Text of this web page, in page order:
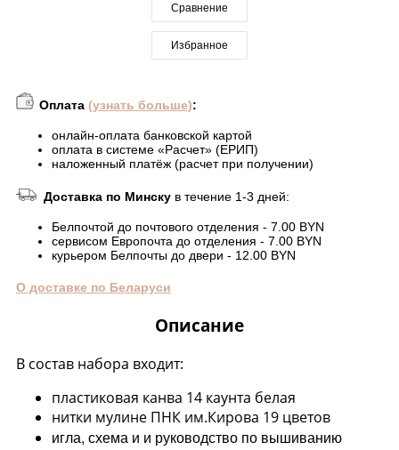
Сравнение
Избранное
Оплата (узнать больше):
онлайн-оплата банковской картой
оплата в системе «Расчет» (ЕРИП)
наложенный платёж (расчет при получении)
Доставка по Минску в течение 1-3 дней:
Белпочтой до почтового отделения - 7.00 BYN
сервисом Европочта до отделения - 7.00 BYN
курьером Белпочты до двери - 12.00 BYN
О доставке по Беларуси
Описание
В состав набора входит:
пластиковая канва 14 каунта белая
нитки мулине ПНК им.Кирова 19 цветов
игла, схема и и руководство по вышиванию